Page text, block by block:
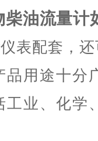
油流量计
表配套，
品用途十分
业、化学